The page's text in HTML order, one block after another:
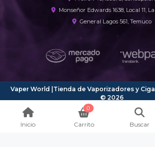
Monseñor Edwards 1638, Local 11,
General Lagos 561, Temuco
Vaper World |Tienda de Vaporizadores y
© 2026
¿Te gusta mi tienda? Yo vendo con
Inicio
0
Carrito Buscar